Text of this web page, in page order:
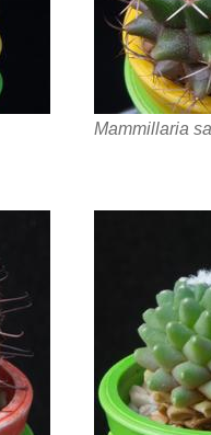
Mammillaria